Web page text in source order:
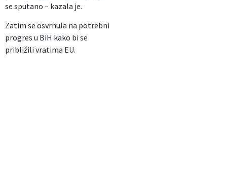
se sputano – kazala je.
Zatim se osvrnula na potrebni
progres u BiH kako bi se
približili vratima EU.